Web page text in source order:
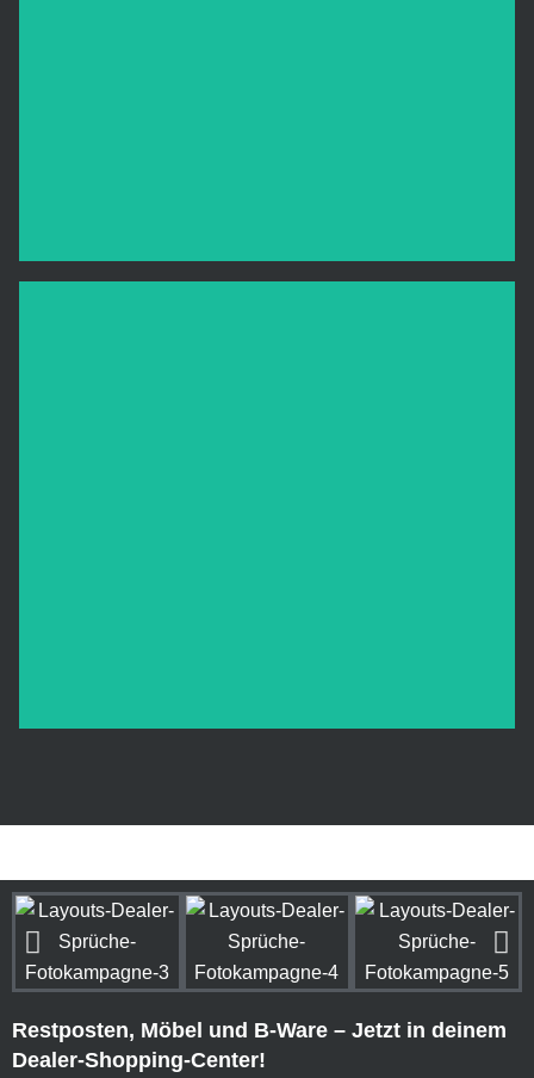
Restposten, Möbel und B-Ware – Jetzt in deinem
Dealer-Shopping-Center!